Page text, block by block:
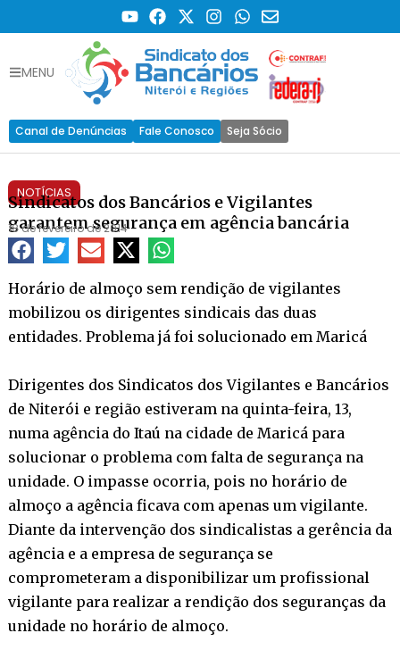
MENU
Canal de Denúncias Fale Conosco Seja Sócio
NOTÍCIAS
Sindicatos dos Bancários e Vigilantes
garantem segurança em agência bancária
18 de fevereiro de 2014
Horário de almoço sem rendição de vigilantes
mobilizou os dirigentes sindicais das duas
entidades. Problema já foi solucionado em Maricá
Dirigentes dos Sindicatos dos Vigilantes e Bancários
de Niterói e região estiveram na quinta-feira, 13,
numa agência do Itaú na cidade de Maricá para
solucionar o problema com falta de segurança na
unidade. O impasse ocorria, pois no horário de
almoço a agência ficava com apenas um vigilante.
Diante da intervenção dos sindicalistas a gerência da
agência e a empresa de segurança se
comprometeram a disponibilizar um profissional
vigilante para realizar a rendição dos seguranças da
unidade no horário de almoço.